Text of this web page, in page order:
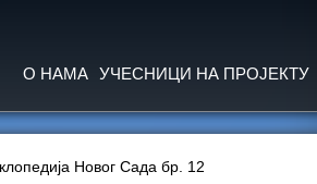
О НАМА УЧЕСНИЦИ НА ПРОЈЕКТУ
Новог Сада бр. 12